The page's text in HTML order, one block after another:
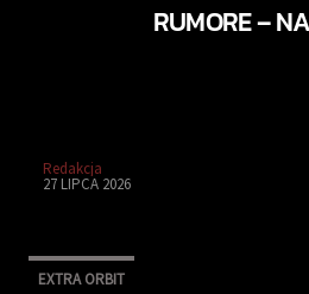
RUMORE –
Redakcja
27 LIPCA 2026
EXTRA ORBIT